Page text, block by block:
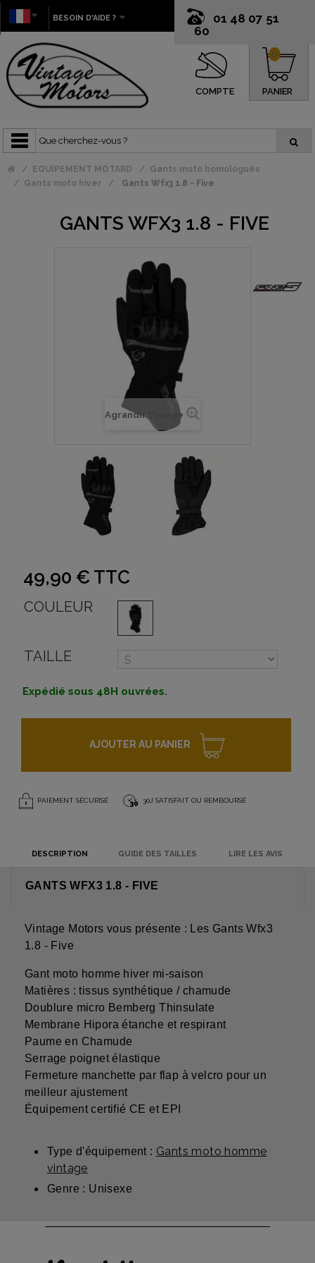
01 48 07 51
60
BESOIN D'AIDE ?
COMPTE PANIER
0
EQUIPEMENT MOTARD
Gants moto homologués
Gants moto hiver
Gants Wfx3 1.8 - Five
GANTS WFX3 1.8 - FIVE
Agrandir l'image
49,90 € TTC
COULEUR
TAILLE
Expédié sous 48H ouvrées.
AJOUTER AU PANIER
PAIEMENT SÉCURISÉ 30J SATISFAIT OU REMBOURSÉ
DESCRIPTION GUIDE DES TAILLES LIRE LES AVIS
GANTS WFX3 1.8 - FIVE
Vintage Motors vous présente : Les Gants Wfx3
1.8 - Five
Gant moto homme hiver mi-saison
Matières : tissus synthétique / chamude
Doublure micro Bemberg Thinsulate
Membrane Hipora étanche et respirant
Paume en Chamude
Serrage poignet élastique
Fermeture manchette par flap à velcro pour un
meilleur ajustement
Équipement certifié CE et EPI
Type d'équipement : Gants moto homme
vintage
Genre : Unisexe